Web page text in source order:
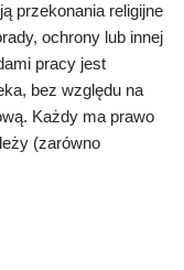
przekonania religijne
ochrony lub innej
pracy jest
bez względu na
Każdy ma prawo
(zarówno